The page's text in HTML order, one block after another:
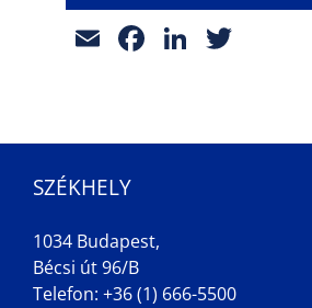
EmailFacebook
LinkedIn
SZÉKHELY
1034 Budapest,
Bécsi út 96/B
Telefon: +36 (1) 666-5500